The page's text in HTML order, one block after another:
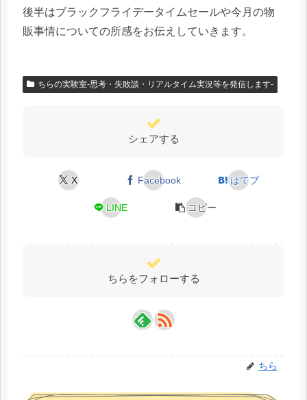
後半はブラックフライデータイムセールや今月の物
販事情についての所感をお伝えしていきます。
ちらの実験室-思考・失敗談・リアルタイム実況等を発信します-
シェアする
X Facebook はてブ
LINE コピー
ちらをフォローする
ちら